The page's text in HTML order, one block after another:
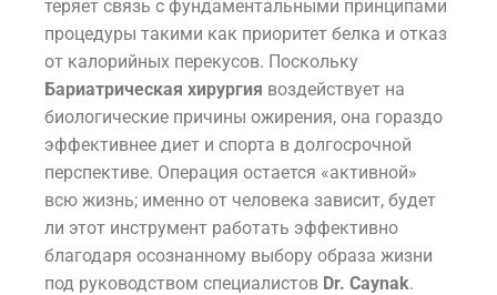
теряет связь с фундаментальными принципами
процедуры такими как приоритет белка и отказ
от калорийных перекусов. Поскольку
Бариатрическая хирургия воздействует на
биологические причины ожирения, она гораздо
эффективнее диет и спорта в долгосрочной
перспективе. Операция остается «активной»
всю жизнь; именно от человека зависит, будет
ли этот инструмент работать эффективно
благодаря осознанному выбору образа жизни
под руководством специалистов Dr. Caynak.